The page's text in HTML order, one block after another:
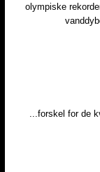
olympiske
...forskel for de